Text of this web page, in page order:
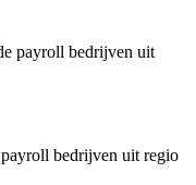
payroll bedrijven uit
bedrijven uit regio